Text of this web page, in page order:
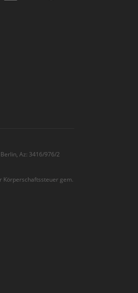
Az: 3416/976/2
Körperschaftssteuer gem.